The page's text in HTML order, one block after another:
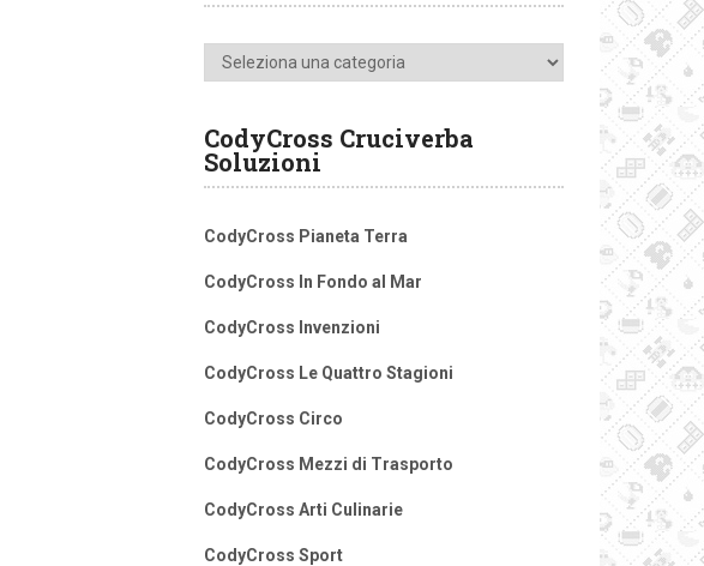
Categorie
CodyCross Cruciverba
Soluzioni
CodyCross Pianeta Terra
CodyCross In Fondo al Mar
CodyCross Invenzioni
CodyCross Le Quattro Stagioni
CodyCross Circo
CodyCross Mezzi di Trasporto
CodyCross Arti Culinarie
CodyCross Sport